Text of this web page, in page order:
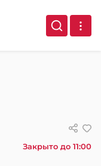
Закрыто до 11:00